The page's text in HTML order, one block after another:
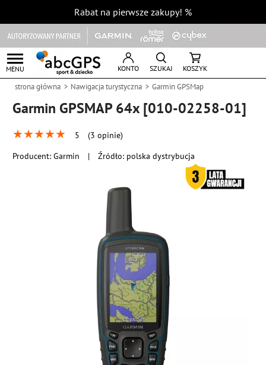
Rabat na pierwsze zakupy! %
MENU KONTO SZUKAJ KOSZYK
strona główna Nawigacja turystyczna Garmin GPSMap
Garmin GPSMAP 64x [010-02258-01]
★★★★★ 5 (3 opinie)
Producent:Garmin | Źródło: polska dystrybucja